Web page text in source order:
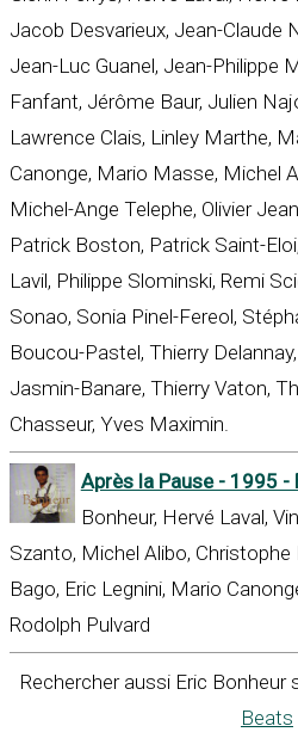
Jacob Desvarieux, Jean-Claude
Jean-Luc Guanel, Jean-Philippe
Fanfant, Jérôme Baur, Julien
Lawrence Clais, Linley Marthe,
Canonge, Mario Masse, Michel
Michel-Ange Telephe, Olivier
Patrick Boston, Patrick Saint-
Lavil, Philippe Slominski, Remi
Sonao, Sonia Pinel-Fereol,
Boucou-Pastel, Thierry
Jasmin-Banare, Thierry Vaton,
Chasseur, Yves Maximin.
Après la Pause - 1995 -
Bonheur, Hervé Laval,
Szanto, Michel Alibo, Christophe
Bago, Eric Legnini, Mario
Rodolph Pulvard
Rechercher aussi Eric Bonheur
Beats